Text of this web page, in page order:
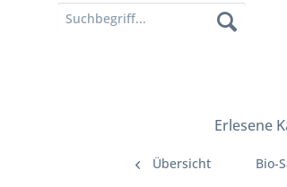
Erlesene
Übersicht Bio-